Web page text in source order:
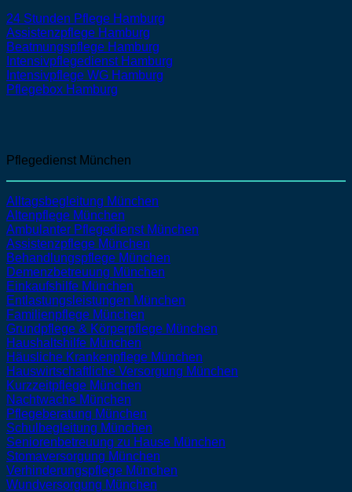
24 Stunden Pflege Hamburg
Assistenzpflege Hamburg
Beatmungspflege Hamburg
Intensivpflegedienst Hamburg
Intensivpflege WG Hamburg
Pflegebox Hamburg
Pflegedienst München
Alltagsbegleitung München
Altenpflege München
Ambulanter Pflegedienst München
Assistenzpflege München
Behandlungspflege München
Demenzbetreuung München
Einkaufshilfe München
Entlastungsleistungen München
Familienpflege München
Grundpflege & Körperpflege München
Haushaltshilfe München
Häusliche Krankenpflege München
Hauswirtschaftliche Versorgung München
Kurzzeitpflege München
Nachtwache München
Pflegeberatung München
Schulbegleitung München
Seniorenbetreuung zu Hause München
Stomaversorgung München
Verhinderungspflege München
Wundversorgung München